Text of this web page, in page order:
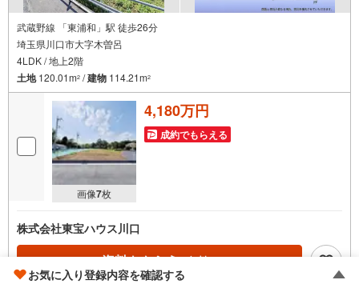
武蔵野線 「東浦和」駅 徒歩26分
埼玉県川口市大字木曽呂
4LDK / 地上2階
土地120.01m2 /建物 114.21m2
画像7枚
4,180万円
成約でもらえる
株式会社東宝ハウス川口
資料をもらう（無料）
お気に入り登録内容を確認する